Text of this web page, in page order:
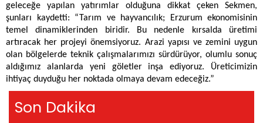
geleceğe yapılan yatırımlar olduğuna dikkat çeken Sekmen,
şunları kaydetti: “Tarım ve hayvancılık; Erzurum ekonomisinin
temel dinamiklerinden biridir. Bu nedenle kırsalda üretimi
artıracak her projeyi önemsiyoruz. Arazi yapısı ve zemini uygun
olan bölgelerde teknik çalışmalarımızı sürdürüyor, olumlu sonuç
aldığımız alanlarda yeni göletler inşa ediyoruz. Üreticimizin
ihtiyaç duyduğu her noktada olmaya devam edeceğiz.”
Son Dakika